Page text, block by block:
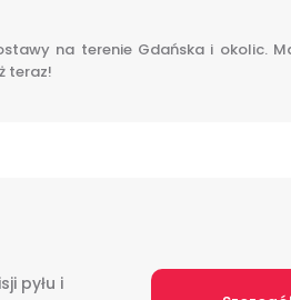
na terenie Gdańska i okolic.
teraz!
pyłu i